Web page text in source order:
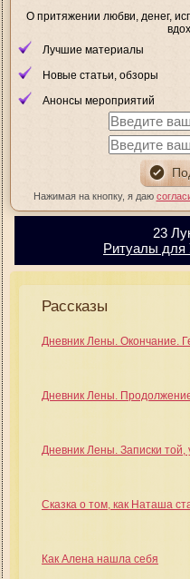
О притяжении любви, денег,
Лучшие материалы
Новые статьи, обзоры
Анонсы мероприятий
Нажимая на кнопку, я даю
23
Ритуалы
Рассказы
Дневник Лены. Окончание.
Дневник Лены.
Дневник Лены. Записки той,
Сказка о том, как Наташа
Как Алена нашла себя